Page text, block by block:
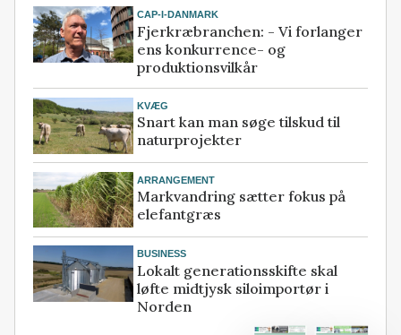
CAP-I-DANMARK
Fjerkræbranchen: - Vi forlanger
ens konkurrence- og
produktionsvilkår
KVÆG
Snart kan man søge tilskud til
naturprojekter
ARRANGEMENT
Markvandring sætter fokus på
elefantgræs
BUSINESS
Lokalt generationsskifte skal
løfte midtjysk siloimportør i
Norden